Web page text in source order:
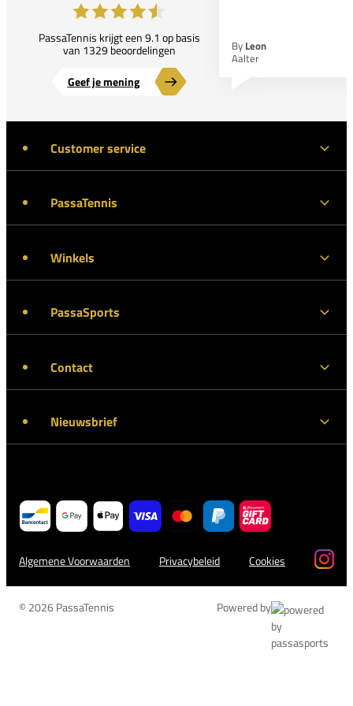
PassaTennis krijgt een 9.1 op basis
van 1329 beoordelingen
Geef je mening
By Leon
Aalter
Customer service
PassaTennis
Winkels
PassaSports
Contact
Nieuwsbrief
Algemene Voorwaarden Privacybeleid Cookies
© 2026 PassaTennis Powered by